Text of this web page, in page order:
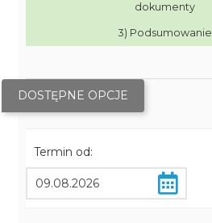
dokumenty
3) Podsumowanie
DOSTĘPNE OPCJE
Termin od: